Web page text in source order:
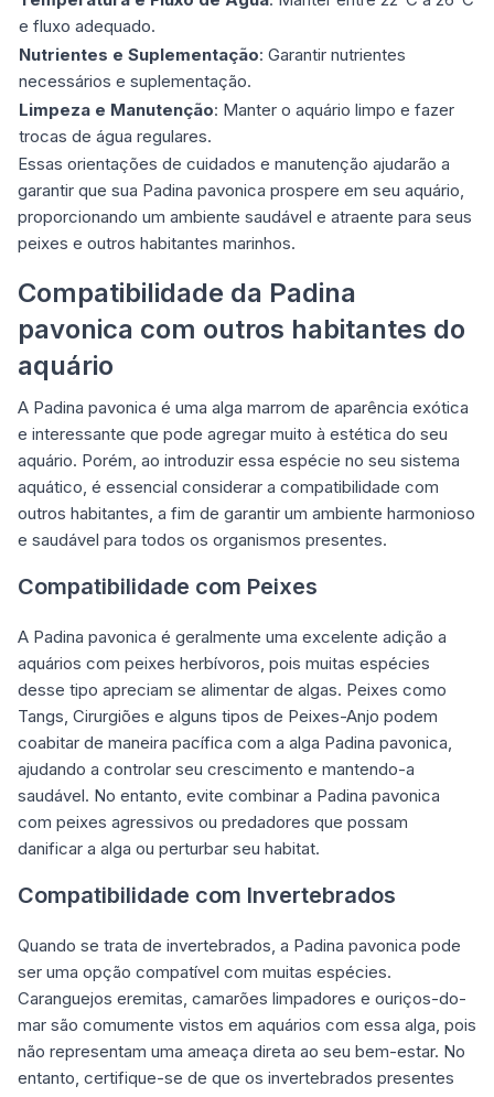
e fluxo adequado.
Nutrientes e Suplementação: Garantir nutrientes
necessários e suplementação.
Limpeza e Manutenção: Manter o aquário limpo e fazer
trocas de água regulares.
Essas orientações de cuidados e manutenção ajudarão a
garantir que sua Padina pavonica prospere em seu aquário,
proporcionando um ambiente saudável e atraente para seus
peixes e outros habitantes marinhos.
Compatibilidade da Padina
pavonica com outros habitantes do
aquário
A Padina pavonica é uma alga marrom de aparência exótica
e interessante que pode agregar muito à estética do seu
aquário. Porém, ao introduzir essa espécie no seu sistema
aquático, é essencial considerar a compatibilidade com
outros habitantes, a fim de garantir um ambiente harmonioso
e saudável para todos os organismos presentes.
Compatibilidade com Peixes
A Padina pavonica é geralmente uma excelente adição a
aquários com peixes herbívoros, pois muitas espécies
desse tipo apreciam se alimentar de algas. Peixes como
Tangs, Cirurgiões e alguns tipos de Peixes-Anjo podem
coabitar de maneira pacífica com a alga Padina pavonica,
ajudando a controlar seu crescimento e mantendo-a
saudável. No entanto, evite combinar a Padina pavonica
com peixes agressivos ou predadores que possam
danificar a alga ou perturbar seu habitat.
Compatibilidade com Invertebrados
Quando se trata de invertebrados, a Padina pavonica pode
ser uma opção compatível com muitas espécies.
Caranguejos eremitas, camarões limpadores e ouriços-do-
mar são comumente vistos em aquários com essa alga, pois
não representam uma ameaça direta ao seu bem-estar. No
entanto, certifique-se de que os invertebrados presentes